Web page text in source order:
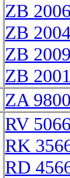
ZB
ZB
ZB
ZB
ZA
RV
RK
RD